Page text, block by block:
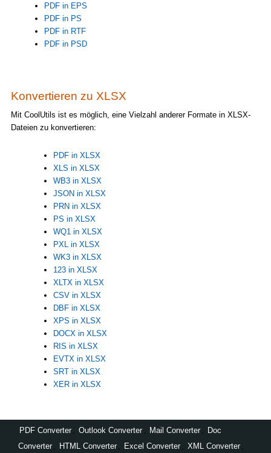
PDF in EPS
PDF in PS
PDF in RTF
PDF in PSD
Konvertieren zu XLSX
Mit CoolUtils ist es möglich, eine Vielzahl anderer Formate in XLSX-
Dateien zu konvertieren:
PDF in XLSX
XLS in XLSX
WB3 in XLSX
JSON in XLSX
PRN in XLSX
PS in XLSX
WQ1 in XLSX
PXL in XLSX
WK3 in XLSX
123 in XLSX
XLTX in XLSX
CSV in XLSX
DBF in XLSX
XPS in XLSX
DOCX in XLSX
RIS in XLSX
EVTX in XLSX
SRT in XLSX
XER in XLSX
PDF Converter Outlook Converter Mail Converter
Doc
Converter
HTML Converter Excel Converter XML Converter